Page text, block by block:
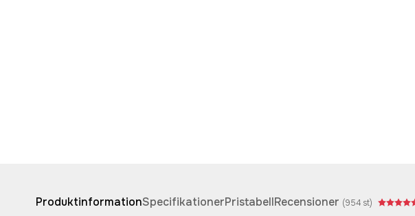
ProduktinformationSpecifikationerPristabellRecensioner (954 st)